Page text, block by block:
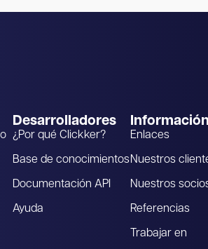
Desarrolladores
¿Por qué Clickker?
Base de conocimientos
Documentación API
Ayuda
Información
Enlaces
Nuestros
Nuestros
Referencias
Trabajar en